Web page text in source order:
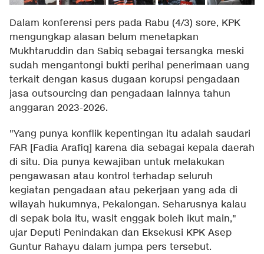
Dalam konferensi pers pada Rabu (4/3) sore, KPK
mengungkap alasan belum menetapkan
Mukhtaruddin dan Sabiq sebagai tersangka meski
sudah mengantongi bukti perihal penerimaan uang
terkait dengan kasus dugaan korupsi pengadaan
jasa outsourcing dan pengadaan lainnya tahun
anggaran 2023-2026.
"Yang punya konflik kepentingan itu adalah saudari
FAR [Fadia Arafiq] karena dia sebagai kepala daerah
di situ. Dia punya kewajiban untuk melakukan
pengawasan atau kontrol terhadap seluruh
kegiatan pengadaan atau pekerjaan yang ada di
wilayah hukumnya, Pekalongan. Seharusnya kalau
di sepak bola itu, wasit enggak boleh ikut main,"
ujar Deputi Penindakan dan Eksekusi KPK Asep
Guntur Rahayu dalam jumpa pers tersebut.